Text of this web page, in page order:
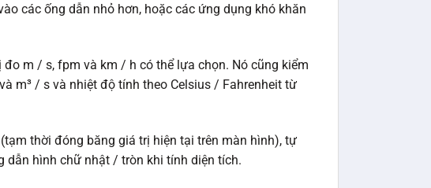
các ống dẫn nhỏ hơn, hoặc các ứng dụng khó khăn
m / s, fpm và km / h có thể lựa chọn. Nó cũng kiểm
m³ / s và nhiệt độ tính theo Celsius / Fahrenheit từ
thời đóng băng giá trị hiện tại trên màn hình), tự
dẫn hình chữ nhật / tròn khi tính diện tích.